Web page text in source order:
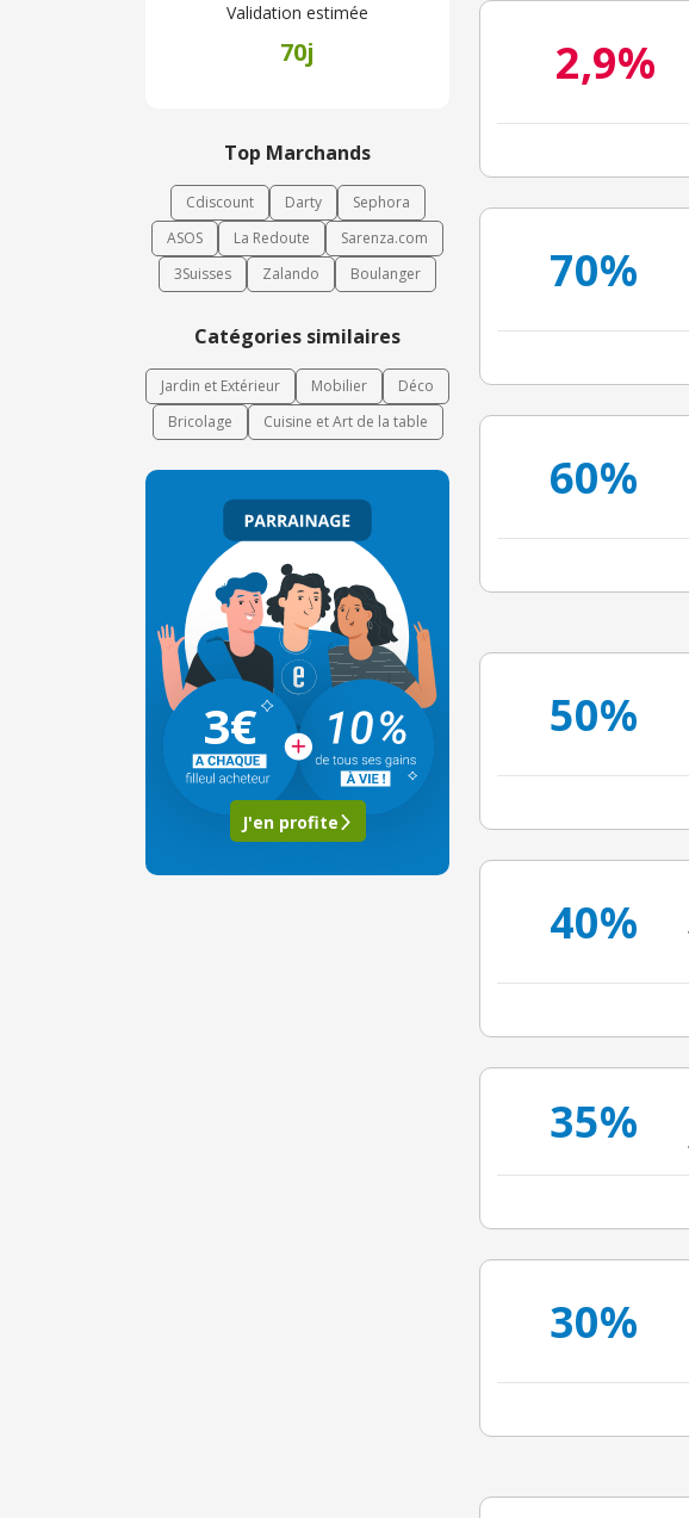
Validation estimée
70j
Top Marchands
Cdiscount Darty
Sephora
ASOS
La Redoute
Sarenza.com
3Suisses
Zalando Boulanger
Catégories similaires
Jardin et Extérieur Mobilier
Déco
Bricolage
Cuisine et Art de la table
3€
J'en profite
2,9%
70%
60%
50%
40%
35%
30%